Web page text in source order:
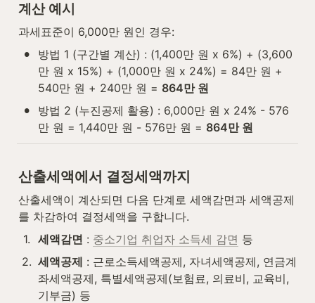
계산 예시
과세표준이 6,000만 원인 경우:
•
방법 1 (구간별 계산) : (1,400만 원 x 6%) + (3,600
만 원 x 15%) + (1,000만 원 x 24%) = 84만 원 +
540만 원 + 240만 원 = 864만 원
•
방법 2 (누진공제 활용) : 6,000만 원 x 24% - 576
만 원 = 1,440만 원 - 576만 원 = 864만 원
산출세액에서 결정세액까지
산출세액이 계산되면 다음 단계로 세액감면과 세액공제
를 차감하여 결정세액을 구합니다.
1. 세액감면 : 중소기업 취업자 소득세 감면 등
2. 세액공제 : 근로소득세액공제, 자녀세액공제, 연금계
좌세액공제, 특별세액공제(보험료, 의료비, 교육비,
기부금) 등